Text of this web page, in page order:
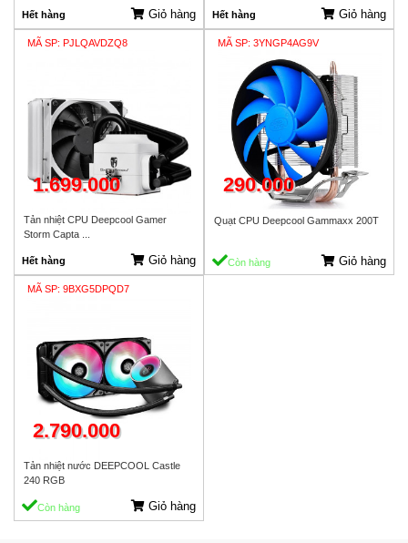
Hết hàng Giỏ hàng Hết hàng Giỏ hàng
MÃ SP: PJLQAVDZQ8
1.699.000
Tản nhiệt CPU Deepcool Gamer
Storm Capta ...
Hết hàng Giỏ hàng
MÃ SP: 3YNGP4AG9V
290.000
310.000 VND
Quạt CPU Deepcool Gammaxx 200T
Còn hàng Giỏ hàng
MÃ SP: 9BXG5DPQD7
2.790.000
Tản nhiệt nước DEEPCOOL Castle
240 RGB
Còn hàng Giỏ hàng